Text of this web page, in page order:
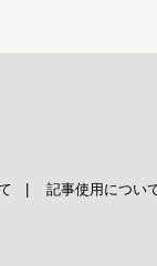
記事使用につい